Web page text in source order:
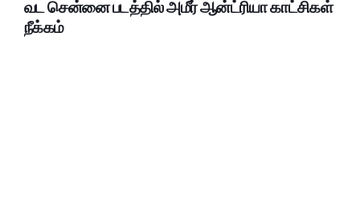
வட சென்னை படத்தில் அமீர் ஆன்ட்ரியா காட்சிகள்
நீக்கம்